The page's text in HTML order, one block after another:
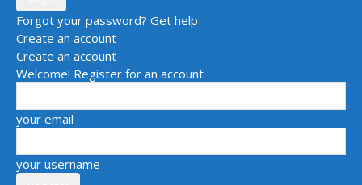
Forgot your password? Get help
Create an account
Create an account
Welcome! Register for an account
your email
your username